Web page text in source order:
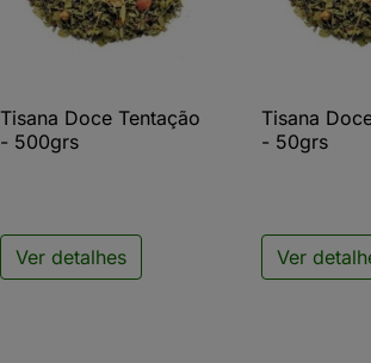
 Vista rápida
Tisana Doce Tentação
- 500grs
Ver detalhes

Tisana
- 50grs
Ver